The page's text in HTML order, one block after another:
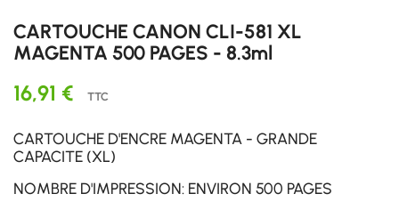
CARTOUCHE CANON CLI-581 XL
MAGENTA 500 PAGES - 8.3ml
16,91 € TTC
CARTOUCHE D'ENCRE MAGENTA - GRANDE
CAPACITE (XL)
NOMBRE D'IMPRESSION: ENVIRON 500 PAGES